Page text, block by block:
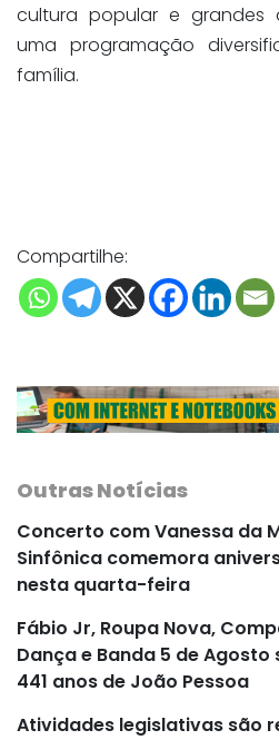
cultura popular e grandes
uma programação
família.
Compartilhe:
Outras Notícias
Concerto com Vanessa da
Sinfônica comemora
nesta quarta-feira
Fábio Jr, Roupa Nova,
Dança e Banda 5 de
441 anos de João Pessoa
Atividades legislativas são